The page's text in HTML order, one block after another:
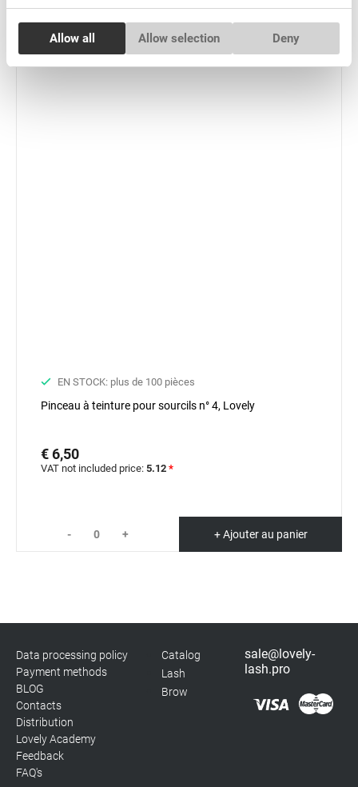
Necessary
Allow all Allow selection Deny
EN STOCK: plus de 100 pièces
Pinceau à teinture pour sourcils n° 4, Lovely
€ 6,50
VAT not included price: 5.12 *
- + + Ajouter au panier
Data processing policy
Payment methods
BLOG
Contacts
Distribution
Lovely Academy
Feedback
FAQ's
Catalog
Lash
Brow
sale@lovely-
lash.pro